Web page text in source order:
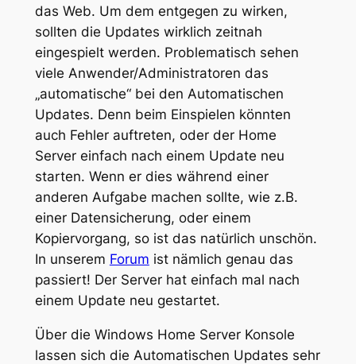
das Web. Um dem entgegen zu wirken,
sollten die Updates wirklich zeitnah
eingespielt werden. Problematisch sehen
viele Anwender/Administratoren das
„automatische“ bei den Automatischen
Updates. Denn beim Einspielen könnten
auch Fehler auftreten, oder der Home
Server einfach nach einem Update neu
starten. Wenn er dies während einer
anderen Aufgabe machen sollte, wie z.B.
einer Datensicherung, oder einem
Kopiervorgang, so ist das natürlich unschön.
In unserem Forum ist nämlich genau das
passiert! Der Server hat einfach mal nach
einem Update neu gestartet.
Über die Windows Home Server Konsole
lassen sich die Automatischen Updates sehr